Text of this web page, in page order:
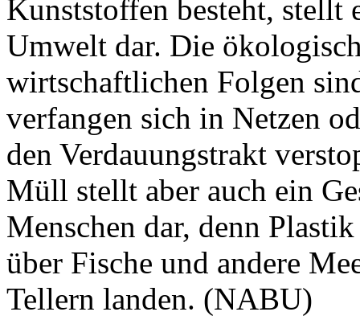
Kunststoffen besteht, stellt
Umwelt dar. Die
wirtschaftlichen Folgen
verfangen sich in Netzen
den Verdauungstrakt
Müll stellt aber auch ein
Menschen dar, denn
über Fische und andere
Tellern landen. (NABU)